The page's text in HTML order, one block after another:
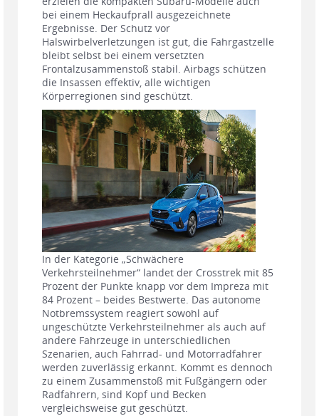
bei einem Heckaufprall ausgezeichnete
Ergebnisse. Der Schutz vor
Halswirbelverletzungen ist gut, die Fahrgastzelle
bleibt selbst bei einem versetzten
Frontalzusammenstoß stabil. Airbags schützen
die Insassen effektiv, alle wichtigen
Körperregionen sind geschützt.
In der Kategorie „Schwächere
Verkehrsteilnehmer“ landet der Crosstrek mit 85
Prozent der Punkte knapp vor dem Impreza mit
84 Prozent – beides Bestwerte. Das autonome
Notbremssystem reagiert sowohl auf
ungeschützte Verkehrsteilnehmer als auch auf
andere Fahrzeuge in unterschiedlichen
Szenarien, auch Fahrrad- und Motorradfahrer
werden zuverlässig erkannt. Kommt es dennoch
zu einem Zusammenstoß mit Fußgängern oder
Radfahrern, sind Kopf und Becken
vergleichsweise gut geschützt.